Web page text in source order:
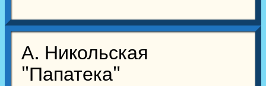
А. Никольская
"Папатека"